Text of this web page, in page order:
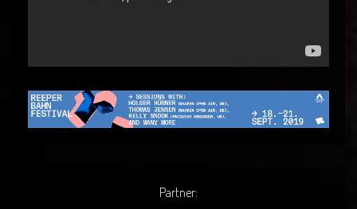
Partner: